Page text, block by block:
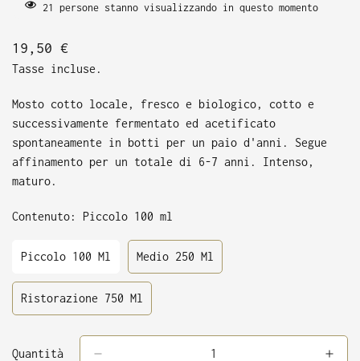
21 persone stanno visualizzando in questo momento
Translation
missing:
19,50 €
Tasse incluse.
Mosto cotto locale, fresco e biologico, cotto e
successivamente fermentato ed acetificato
spontaneamente in botti per un paio d'anni. Segue
affinamento per un totale di 6-7 anni. Intenso,
maturo.
Contenuto: Piccolo 100 ml
Piccolo 100 Ml
Variant
Sold
Out
Medio 250 Ml
Variant
Ristorazione 750 Ml
Variant
Out
Quantità